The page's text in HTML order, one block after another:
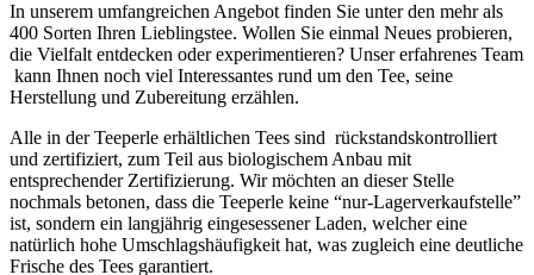
In unserem umfangreichen Angebot finden Sie unter den mehr als
400 Sorten Ihren Lieblingstee. Wollen Sie einmal Neues probieren,
die Vielfalt entdecken oder experimentieren? Unser erfahrenes Team
kann Ihnen noch viel Interessantes rund um den Tee, seine
Herstellung und Zubereitung erzählen.
Alle in der Teeperle erhältlichen Tees sind rückstandskontrolliert
und zertifiziert, zum Teil aus biologischem Anbau mit
entsprechender Zertifizierung. Wir möchten an dieser Stelle
nochmals betonen, dass die Teeperle keine “nur-Lagerverkaufstelle”
ist, sondern ein langjährig eingesessener Laden, welcher eine
natürlich hohe Umschlagshäufigkeit hat, was zugleich eine deutliche
Frische des Tees garantiert.